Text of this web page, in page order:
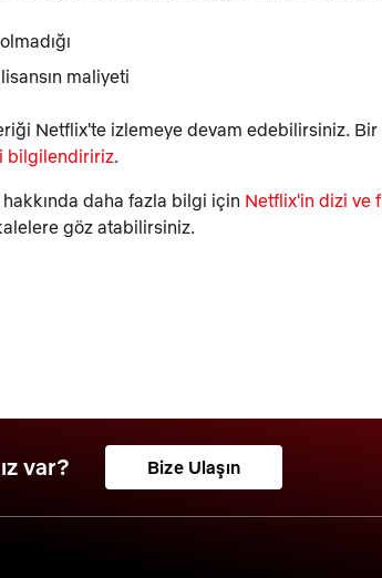
maliyeti
Netflix'te izlemeye devam edebilirsiniz.
bilgilendiririz.
daha fazla bilgi için Netflix'in dizi ve
göz atabilirsiniz.
var? Bize Ulaşın